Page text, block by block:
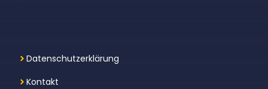
Datenschutzerklärung
Kontakt